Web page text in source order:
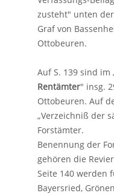
zusteht" unten
Graf von
Ottobeuren.
Auf S. 139 sind im
Rentämter" insg.
Ottobeuren. Auf
„Verzeichniß der
Forstämter.
Benennung der
gehören die
Seite 140 werden
Bayersried,